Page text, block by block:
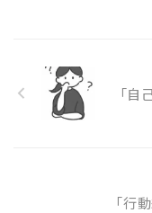
「自
「行